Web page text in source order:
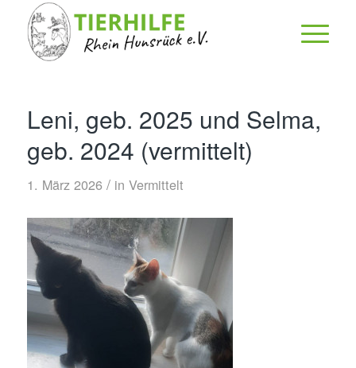
Leni, geb. 2025 und Selma,
geb. 2024 (vermittelt)
1. März 2026 / in Vermittelt